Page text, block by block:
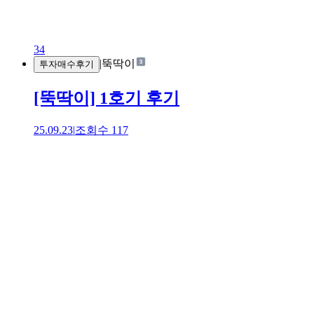
34
투자매수후기 |뚝딱이
[뚝딱이] 1호기 후기
25.09.23|조회수 117